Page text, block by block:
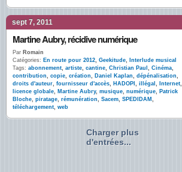
sept 7, 2011
Martine Aubry, récidive numérique
Par Romain
Catégories: En route pour 2012, Geekitude,
Interlude musical
Tags: abonnement, artiste, cantine, Christian Paul , Cinéma,
contribution, copie, création, Daniel Kaplan, dépénalisation,
droits d'auteur, fournisseur d'accès, HADOPI , illégal , Internet,
licence globale, Martine Aubry, musique, numérique, Patrick
Bloche, piratage, rémunération, Sacem, SPEDIDAM ,
téléchargement, web
Charger plus
d'entrées...